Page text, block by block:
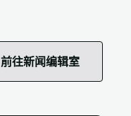
前往新闻编辑室